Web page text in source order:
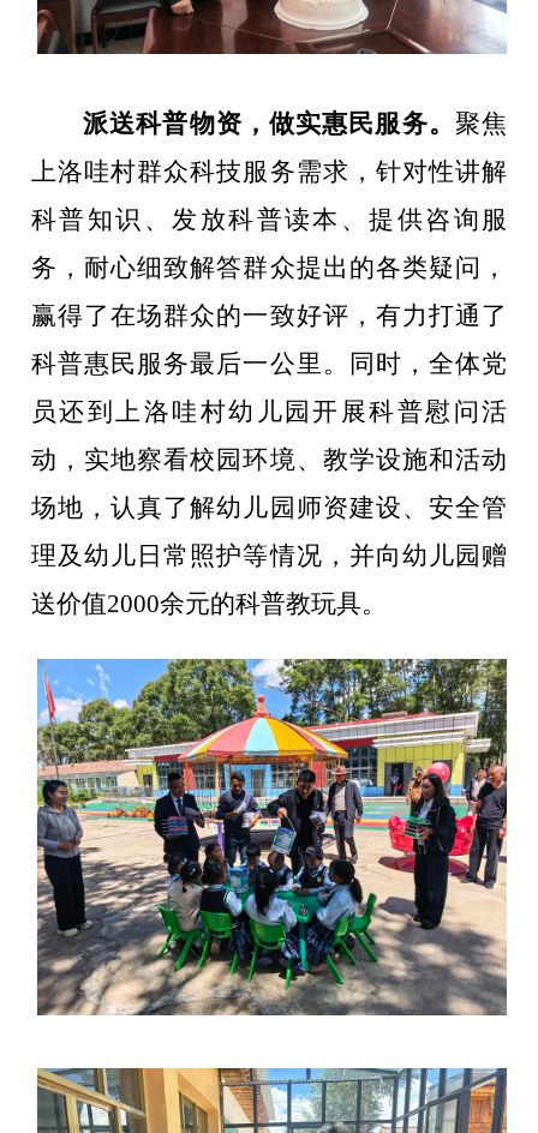
派送科普物资，做实惠民服务。 聚焦
上洛哇村群众科技服务需求，针对性讲解
科普知识、发放科普读本、提供咨询服
务，耐心细致解答群众提出的各类疑问，
赢得了在场群众的一致好评，有力打通了
科普惠民服务最后一公里。同时，全体党
员还到上洛哇村幼儿园开展科普慰问活
动，实地察看校园环境、教学设施和活动
场地，认真了解幼儿园师资建设、安全管
理及幼儿日常照护等情况 ，并向幼儿园赠
送价值2000余元的科普教玩具。